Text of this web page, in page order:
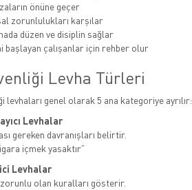
önüne geçer
zorunlulukları karşılar
düzen ve disiplin sağlar
başlayan çalışanlar için rehber olur
Levha Türleri
levhaları genel olarak 5 ana kategoriye ayrılır:
Levhalar
gereken davranışları belirtir.
içmek yasaktır”
Levhalar
zorunlu olan kuralları gösterir.